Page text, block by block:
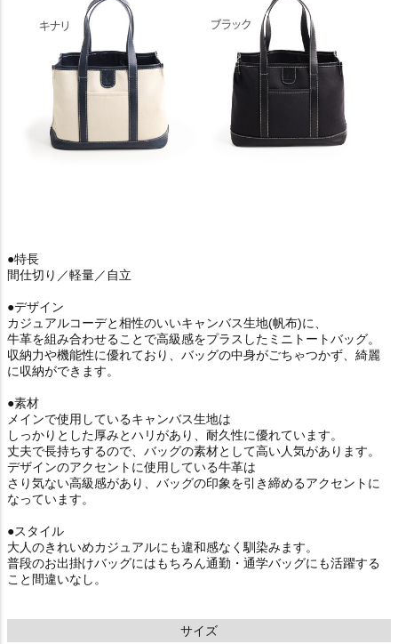
●特長
間仕切り／軽量／自立
●デザイン
カジュアルコーデと相性のいいキャンバス生地(帆布)に、
牛革を組み合わせることで高級感をプラスしたミニトートバッグ。
収納力や機能性に優れており、バッグの中身がごちゃつかず、綺麗
に収納ができます。
●素材
メインで使用しているキャンバス生地は
しっかりとした厚みとハリがあり、耐久性に優れています。
丈夫で長持ちするので、バッグの素材として高い人気があります。
デザインのアクセントに使用している牛革は
さり気ない高級感があり、バッグの印象を引き締めるアクセントに
なっています。
●スタイル
大人のきれいめカジュアルにも違和感なく馴染みます。
普段のお出掛けバッグにはもちろん通勤・通学バッグにも活躍する
こと間違いなし。
サイズ